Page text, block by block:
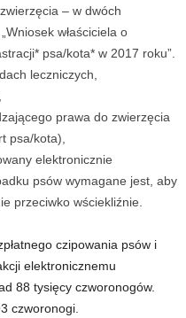
– w dwóch
właściciela o
psa/kota* w 2017 roku”.
leczniczych,
prawa do zwierzęcia
psa/kota),
elektronicznie
psów wymagane jest, aby
przeciwko wściekliźnie.
czipowania psów i
elektronicznemu
88 tysięcy czworonogów.
czworonogi.